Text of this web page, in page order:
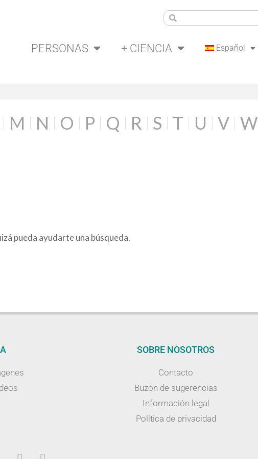
PERSONAS + CIENCIA Español
M N O P Q R S T U V W
pueda ayudarte una búsqueda.
SOBRE NOSOTROS
Contacto
Buzón de sugerencias
Información legal
Política de privacidad